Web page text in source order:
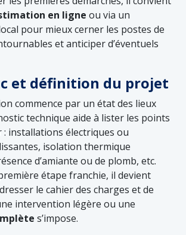
en ligne ou via un
pour mieux cerner les postes de
et anticiper d’éventuels
et définition du projet
commence par un état des lieux
technique aide à lister les points
installations électriques ou
isolation thermique
d’amiante ou de plomb, etc.
étape franchie, il devient
le cahier des charges et de
intervention légère ou une
s’impose.